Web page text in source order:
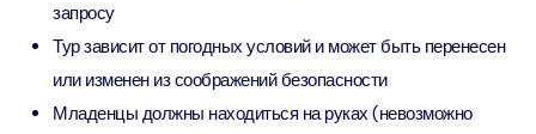
запросу
Тур зависит от погодных условий и может быть перенесен
или изменен из соображений безопасности
Младенцы должны находиться на руках (невозможно